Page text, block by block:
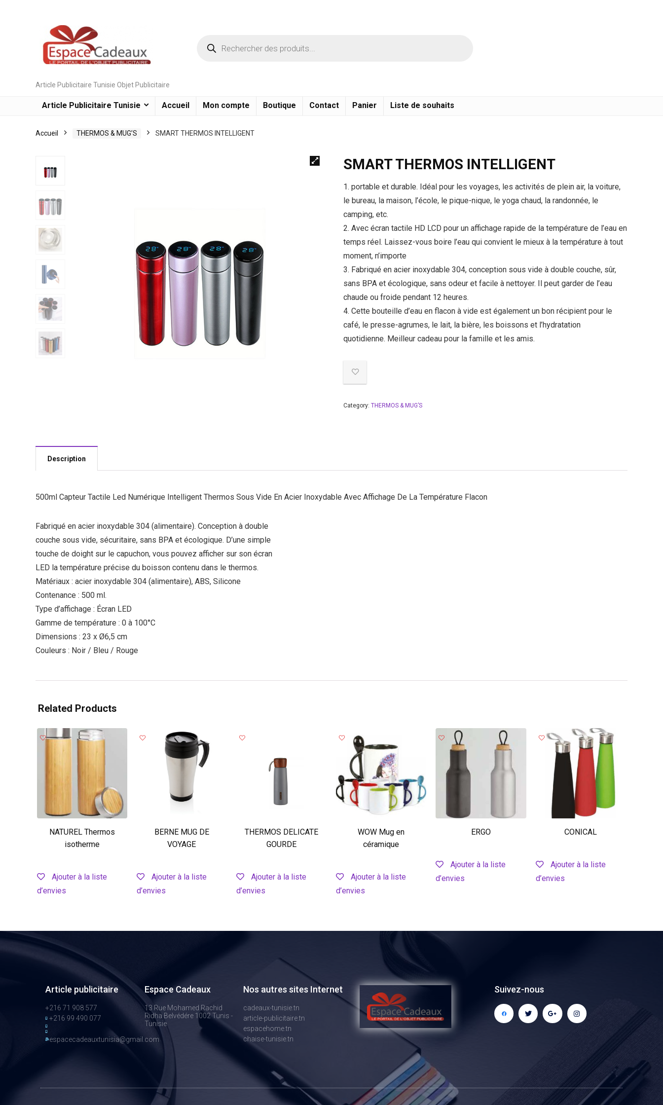
Article Publicitaire Tunisie Objet Publicitaire
Article Publicitaire Tunisie Accueil Mon compte Boutique Contact Panier Liste de souhaits
Accueil THERMOS & MUG’S SMART THERMOS INTELLIGENT
SMART THERMOS INTELLIGENT
1. portable et durable. Idéal pour les voyages, les activités de plein air, la voiture,
le bureau, la maison, l’école, le pique-nique, le yoga chaud, la randonnée, le
camping, etc.
2. Avec écran tactile HD LCD pour un affichage rapide de la température de l’eau en
temps réel. Laissez-vous boire l’eau qui convient le mieux à la température à tout
moment, n’importe
3. Fabriqué en acier inoxydable 304, conception sous vide à double couche, sûr,
sans BPA et écologique, sans odeur et facile à nettoyer. Il peut garder de l’eau
chaude ou froide pendant 12 heures.
4. Cette bouteille d’eau en flacon à vide est également un bon récipient pour le
café, le presse-agrumes, le lait, la bière, les boissons et l’hydratation
quotidienne. Meilleur cadeau pour la famille et les amis.
Category: THERMOS & MUG’S
Description
500ml Capteur Tactile Led Numérique Intelligent Thermos Sous Vide En Acier Inoxydable Avec Affichage De La Température Flacon
Fabriqué en acier inoxydable 304 (alimentaire). Conception à double
couche sous vide, sécuritaire, sans BPA et écologique. D’une simple
touche de doight sur le capuchon, vous pouvez afficher sur son écran
LED la température précise du boisson contenu dans le thermos.
Matériaux : acier inoxydable 304 (alimentaire), ABS, Silicone
Contenance : 500 ml.
Type d’affichage : Écran LED
Gamme de température : 0 à 100°C
Dimensions : 23 x Ø6,5 cm
Couleurs : Noir / Bleu / Rouge
Related Products
NATUREL Thermos
isotherme
Ajouter à la liste
d’envies
BERNE MUG DE
VOYAGE
Ajouter à la liste
d’envies
THERMOS DELICATE
GOURDE
Ajouter à la liste
d’envies
WOW Mug en
céramique
Ajouter à la liste
d’envies
ERGO
Ajouter à la liste
d’envies
CONICAL
Ajouter à la liste
d’envies
Article publicitaire
+216 71 908 577
+216 99 490 077
espacecadeauxtunisia@gmail.com
Espace Cadeaux
13 Rue Mohamed Rachid
Ridha Belvédére 1002 Tunis -
Tunisie
Nos autres sites Internet
cadeaux-tunisie.tn
article-publicitaire.tn
espacehome.tn
chaise-tunisie.tn
Suivez-nous